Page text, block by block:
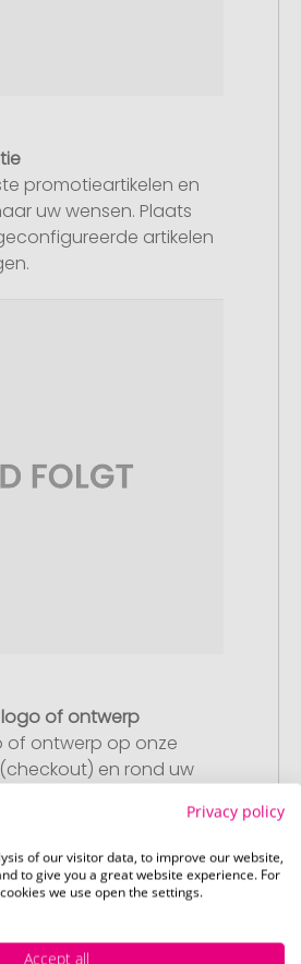
promotieartikelen en
uw wensen. Plaats
artikelen
of ontwerp
of ontwerp op onze
en rond uw
beschikbaar
u dit later aanleveren.
Privacy policy
of our visitor data, to improve our website,
to give you a great website experience. For
we use open the settings.
Accept all